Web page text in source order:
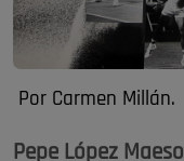
Por Carmen Millán.
Pepe López Maeso